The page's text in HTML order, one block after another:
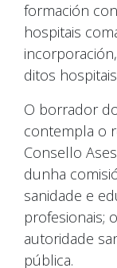
formación
hospitais
ditos
O borrador
contempla o
Consello
dunha
sanidade e
profesionais;
autoridade
pública.